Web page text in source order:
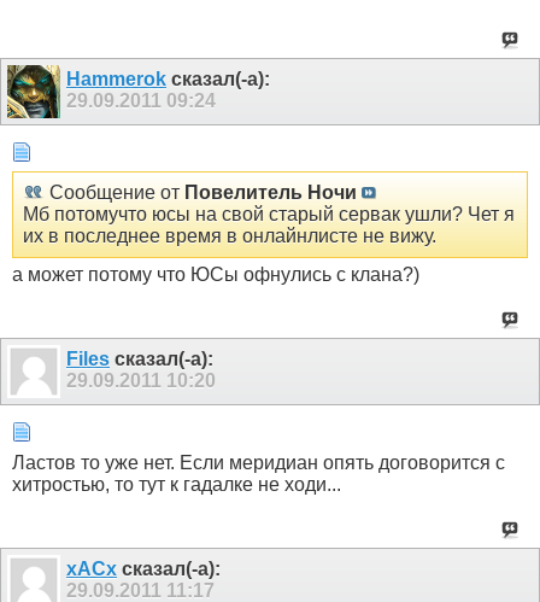
Hammerok сказал(-а):
29.09.2011 09:24
Сообщение от Пoвелитель Ночи
Мб потомучто юсы на свой старый сервак ушли? Чет я
их в последнее время в онлайнлисте не вижу.
а может потому что ЮСы офнулись с клана?)
Files сказал(-а):
29.09.2011 10:20
Ластов то уже нет. Если меридиан опять договорится с
хитростью, то тут к гадалке не ходи...
xACx сказал(-а):
29.09.2011 11:17